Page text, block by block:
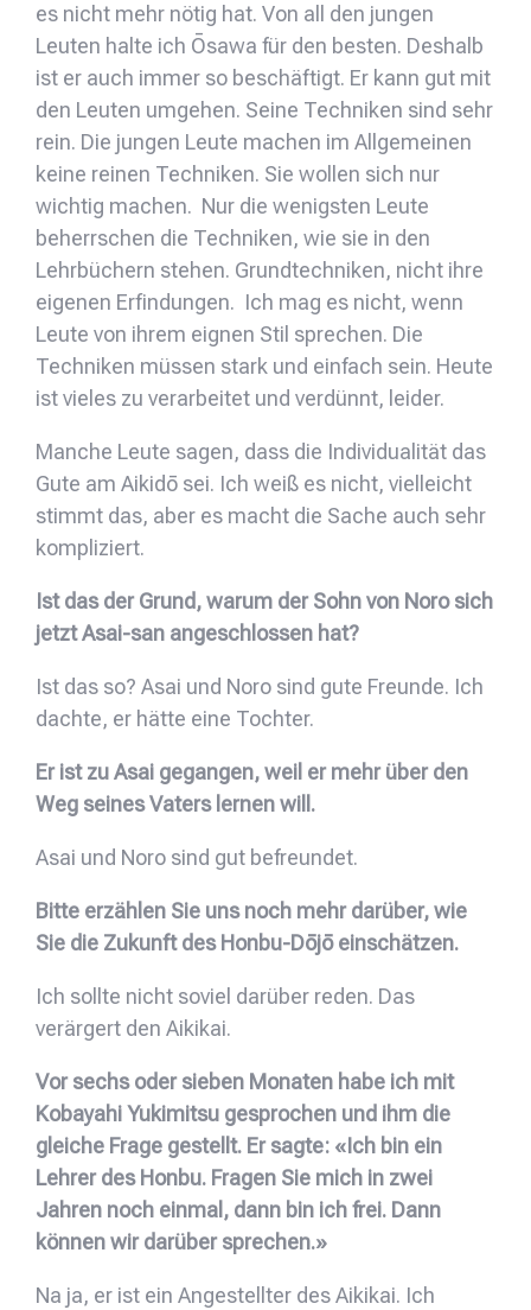
es nicht mehr nötig hat. Von all den jungen
Leuten halte ich Ōsawa für den besten. Deshalb
ist er auch immer so beschäftigt. Er kann gut mit
den Leuten umgehen. Seine Techniken sind sehr
rein. Die jungen Leute machen im Allgemeinen
keine reinen Techniken. Sie wollen sich nur
wichtig machen. Nur die wenigsten Leute
beherrschen die Techniken, wie sie in den
Lehrbüchern stehen. Grundtechniken, nicht ihre
eigenen Erfindungen. Ich mag es nicht, wenn
Leute von ihrem eignen Stil sprechen. Die
Techniken müssen stark und einfach sein. Heute
ist vieles zu verarbeitet und verdünnt, leider.
Manche Leute sagen, dass die Individualität das
Gute am Aikidō sei. Ich weiß es nicht, vielleicht
stimmt das, aber es macht die Sache auch sehr
kompliziert.
Ist das der Grund, warum der Sohn von Noro sich
jetzt Asai-san angeschlossen hat?
Ist das so? Asai und Noro sind gute Freunde. Ich
dachte, er hätte eine Tochter.
Er ist zu Asai gegangen, weil er mehr über den
Weg seines Vaters lernen will.
Asai und Noro sind gut befreundet.
Bitte erzählen Sie uns noch mehr darüber, wie
Sie die Zukunft des Honbu-Dōjō einschätzen.
Ich sollte nicht soviel darüber reden. Das
verärgert den Aikikai.
Vor sechs oder sieben Monaten habe ich mit
Kobayahi Yukimitsu gesprochen und ihm die
gleiche Frage gestellt. Er sagte: «Ich bin ein
Lehrer des Honbu. Fragen Sie mich in zwei
Jahren noch einmal, dann bin ich frei. Dann
können wir darüber sprechen.»
Na ja, er ist ein Angestellter des Aikikai. Ich